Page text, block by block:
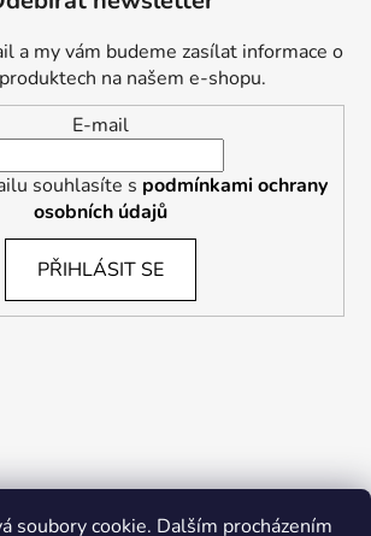
soubory cookie. Dalším procházením
a my vám budeme zasílat informace o
na našem e-shopu.
E-mail
souhlasíte s podmínkami ochrany
osobních údajů
PŘIHLÁSIT SE